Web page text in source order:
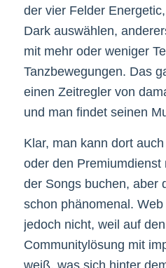
der vier Felder
Dark auswählen,
mit mehr oder weniger
Tanzbewegungen. Das
einen Zeitregler von
und man findet seinen
Klar, man kann dort
oder den Premiumdienst
der Songs buchen, aber
schon phänomenal.
jedoch nicht, weil auf
Communitylösung mit